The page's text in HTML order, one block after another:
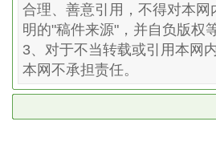
合理、善意引用，不得对本
明的"稿件来源"，并自负版权
3、对于不当转载或引用本网
本网不承担责任。